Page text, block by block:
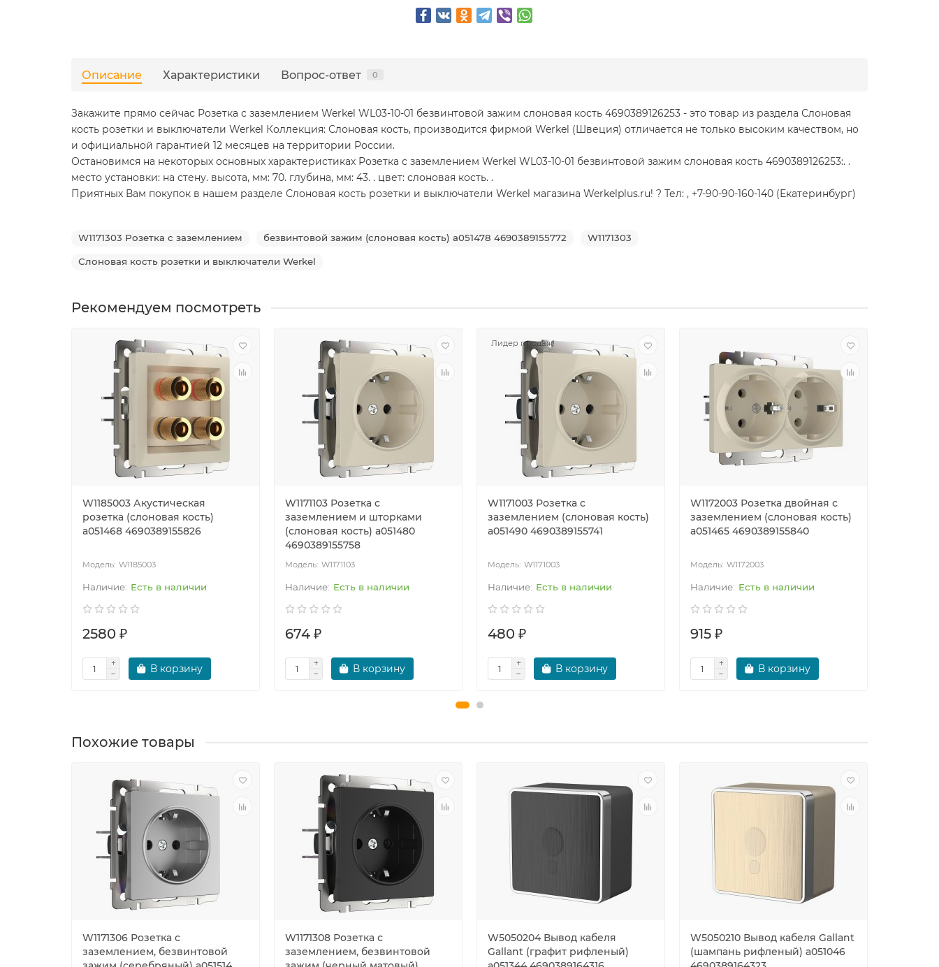
Описание Характеристики Вопрос-ответ 0
Закажите прямо сейчас Розетка с заземлением Werkel WL03-10-01 безвинтовой зажим слоновая кость 4690389126253 - это товар из раздела Слоновая
кость розетки и выключатели Werkel Коллекция: Слоновая кость, производится фирмой Werkel (Швеция) отличается не только высоким качеством, но
и официальной гарантией 12 месяцев на территории России.
Остановимся на некоторых основных характеристиках Розетка с заземлением Werkel WL03-10-01 безвинтовой зажим слоновая кость 4690389126253:. .
место установки: на стену. высота, мм: 70. глубина, мм: 43. . цвет: слоновая кость. .
Приятных Вам покупок в нашем разделе Слоновая кость розетки и выключатели Werkel магазина Werkelplus.ru! ? Тел: , +7-90-90-160-140 (Екатеринбург)
W1171303 Розетка с заземлением безвинтовой зажим (слоновая кость) a051478 4690389155772 W1171303
Слоновая кость розетки и выключатели Werkel
Рекомендуем посмотреть
W1185003 Акустическая
розетка (слоновая кость)
a051468 4690389155826
W1185003
Есть в наличии
2580 ₽
В корзину
W1171103 Розетка с
заземлением и шторками
(слоновая кость) a051480
4690389155758
W1171103
Есть в наличии
674 ₽
В корзину
Лидер продаж!
W1171003 Розетка с
заземлением (слоновая кость)
a051490 4690389155741
W1171003
Есть в наличии
480 ₽
В корзину
W1172003 Розетка двойная с
заземлением (слоновая кость)
a051465 4690389155840
W1172003
Есть в наличии
915 ₽
В корзину
Похожие товары
W1171306 Розетка с
заземлением, безвинтовой
W1171308 Розетка с
заземлением, безвинтовой
W5050204 Вывод кабеля
Gallant (графит рифленый)
W5050210 Вывод кабеля Gallant
(шампань рифленый) a051046